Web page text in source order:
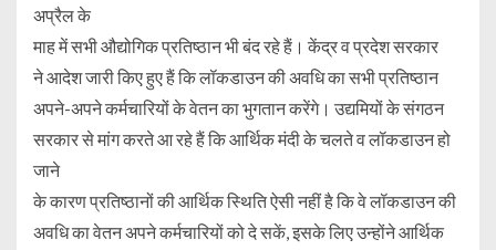
अप्रैल के
माह में सभी औद्योगिक प्रतिष्ठान भी बंद रहे हैं। केंद्र व प्रदेश सरकार
ने आदेश जारी किए हुए हैं कि लॉकडाउन की अवधि का सभी प्रतिष्ठान
अपने-अपने कर्मचारियों के वेतन का भुगतान करेंगे। उद्यमियों के संगठन
सरकार से मांग करते आ रहे हैं कि आर्थिक मंदी के चलते व लॉकडाउन हो
जाने
के कारण प्रतिष्ठानों की आर्थिक स्थिति ऐसी नहीं है कि वे लॉकडाउन की
अवधि का वेतन अपने कर्मचारियों को दे सकें, इसके लिए उन्होंने आर्थिक